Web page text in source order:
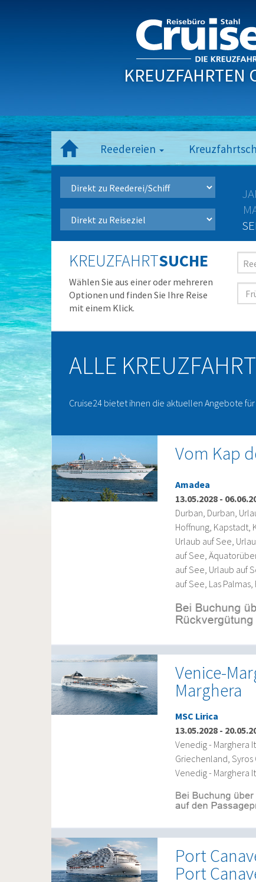
KREUZFAHRTEN
Reedereien
KREUZFAHRTSUCHE
Wählen Sie aus einer oder mehreren
Optionen und finden Sie Ihre Reise
mit einem Klick.
ALLE
Cruise24 bietet ihnen die aktuellen Angebote
Vom Kap
Amadea
13.05.2028 -
Durban, Durban,
Hoffnung, Kapstadt,
Urlaub auf See,
auf See,
auf See, Urlaub auf
auf See, Las
Venice-
Marghera
MSC Lirica
13.05.2028 -
Venedig - Marghera
Griechenland, Syros
Venedig - Marghera
Port
Port